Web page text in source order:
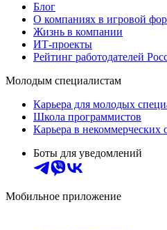
Блог
О компаниях в игровой
Жизнь в компании
ИТ-проекты
Рейтинг работодателей
Молодым специалистам
Карьера для молодых
Школа программистов
Карьера в некоммерческих
Боты для уведомлений
Мобильное приложение